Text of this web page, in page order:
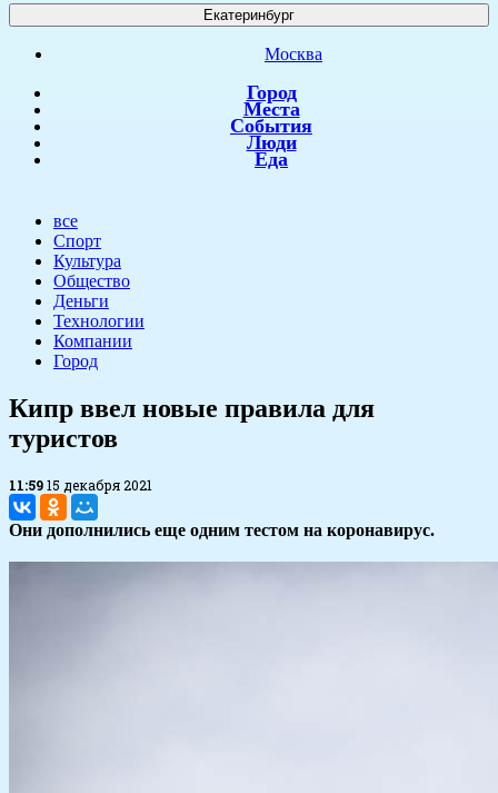
Екатеринбург
Москва
Город
Места
События
Люди
Еда
все
Спорт
Культура
Общество
Деньги
Технологии
Компании
Город
​Кипр ввел новые правила для
туристов
11:5915 декабря 2021
Они дополнились еще одним тестом на коронавирус.